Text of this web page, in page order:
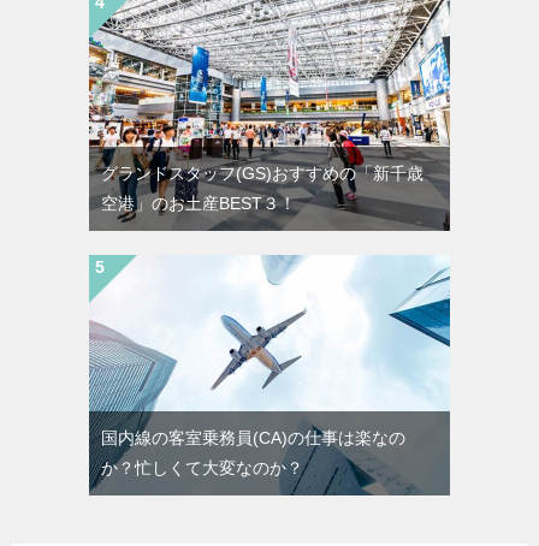
グランドスタッフ(GS)おすすめの「新千歳
空港」のお土産BEST３！
国内線の客室乗務員(CA)の仕事は楽なの
か？忙しくて大変なのか？